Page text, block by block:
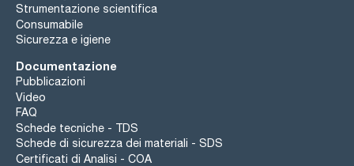
Strumentazione scientifica
Consumabile
Sicurezza e igiene
Documentazione
Pubblicazioni
Video
FAQ
Schede tecniche - TDS
Schede di sicurezza dei materiali - SDS
Certificati di Analisi - COA